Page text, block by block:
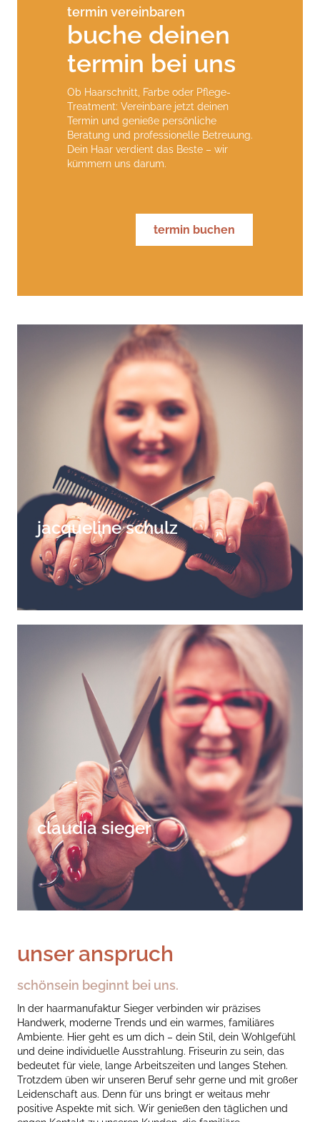
termin vereinbaren
buche deinen
termin bei uns
Ob Haarschnitt, Farbe oder Pflege-
Treatment: Vereinbare jetzt deinen
Termin und genieße persönliche
Beratung und professionelle Betreuung.
Dein Haar verdient das Beste – wir
kümmern uns darum.
termin buchen
jacqueline schulz
claudia sieger
unser anspruch
schönsein beginnt bei uns.
In der haarmanufaktur Sieger verbinden wir präzises
Handwerk, moderne Trends und ein warmes, familiäres
Ambiente. Hier geht es um dich – dein Stil, dein Wohlgefühl
und deine individuelle Ausstrahlung. Friseurin zu sein, das
bedeutet für viele, lange Arbeitszeiten und langes Stehen.
Trotzdem üben wir unseren Beruf sehr gerne und mit großer
Leidenschaft aus. Denn für uns bringt er weitaus mehr
positive Aspekte mit sich. Wir genießen den täglichen und